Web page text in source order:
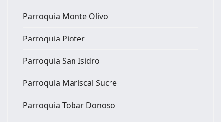
Parroquia Monte Olivo
Parroquia Pioter
Parroquia San Isidro
Parroquia Mariscal Sucre
Parroquia Tobar Donoso